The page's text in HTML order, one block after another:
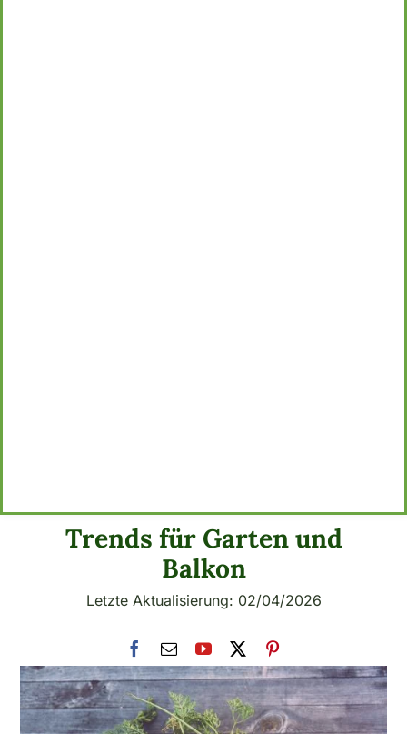
Trends für Garten und
Balkon
Letzte Aktualisierung: 02/04/2026